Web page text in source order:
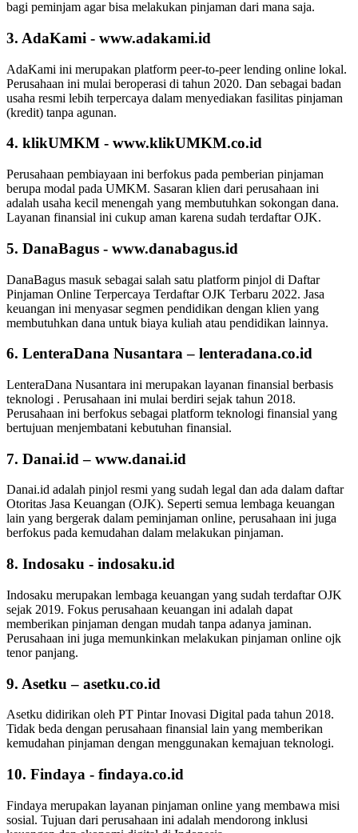
bagi peminjam agar bisa melakukan pinjaman dari mana saja.
3. AdaKami - www.adakami.id
AdaKami ini merupakan platform peer-to-peer lending online lokal.
Perusahaan ini mulai beroperasi di tahun 2020. Dan sebagai badan
usaha resmi lebih terpercaya dalam menyediakan fasilitas pinjaman
(kredit) tanpa agunan.
4. klikUMKM - www.klikUMKM.co.id
Perusahaan pembiayaan ini berfokus pada pemberian pinjaman
berupa modal pada UMKM. Sasaran klien dari perusahaan ini
adalah usaha kecil menengah yang membutuhkan sokongan dana.
Layanan finansial ini cukup aman karena sudah terdaftar OJK.
5. DanaBagus - www.danabagus.id
DanaBagus masuk sebagai salah satu platform pinjol di Daftar
Pinjaman Online Terpercaya Terdaftar OJK Terbaru 2022. Jasa
keuangan ini menyasar segmen pendidikan dengan klien yang
membutuhkan dana untuk biaya kuliah atau pendidikan lainnya.
6. LenteraDana Nusantara – lenteradana.co.id
LenteraDana Nusantara ini merupakan layanan finansial berbasis
teknologi . Perusahaan ini mulai berdiri sejak tahun 2018.
Perusahaan ini berfokus sebagai platform teknologi finansial yang
bertujuan menjembatani kebutuhan finansial.
7. Danai.id – www.danai.id
Danai.id adalah pinjol resmi yang sudah legal dan ada dalam daftar
Otoritas Jasa Keuangan (OJK). Seperti semua lembaga keuangan
lain yang bergerak dalam peminjaman online, perusahaan ini juga
berfokus pada kemudahan dalam melakukan pinjaman.
8. Indosaku - indosaku.id
Indosaku merupakan lembaga keuangan yang sudah terdaftar OJK
sejak 2019. Fokus perusahaan keuangan ini adalah dapat
memberikan pinjaman dengan mudah tanpa adanya jaminan.
Perusahaan ini juga memunkinkan melakukan pinjaman online ojk
tenor panjang.
9. Asetku – asetku.co.id
Asetku didirikan oleh PT Pintar Inovasi Digital pada tahun 2018.
Tidak beda dengan perusahaan finansial lain yang memberikan
kemudahan pinjaman dengan menggunakan kemajuan teknologi.
10. Findaya - findaya.co.id
Findaya merupakan layanan pinjaman online yang membawa misi
sosial. Tujuan dari perusahaan ini adalah mendorong inklusi